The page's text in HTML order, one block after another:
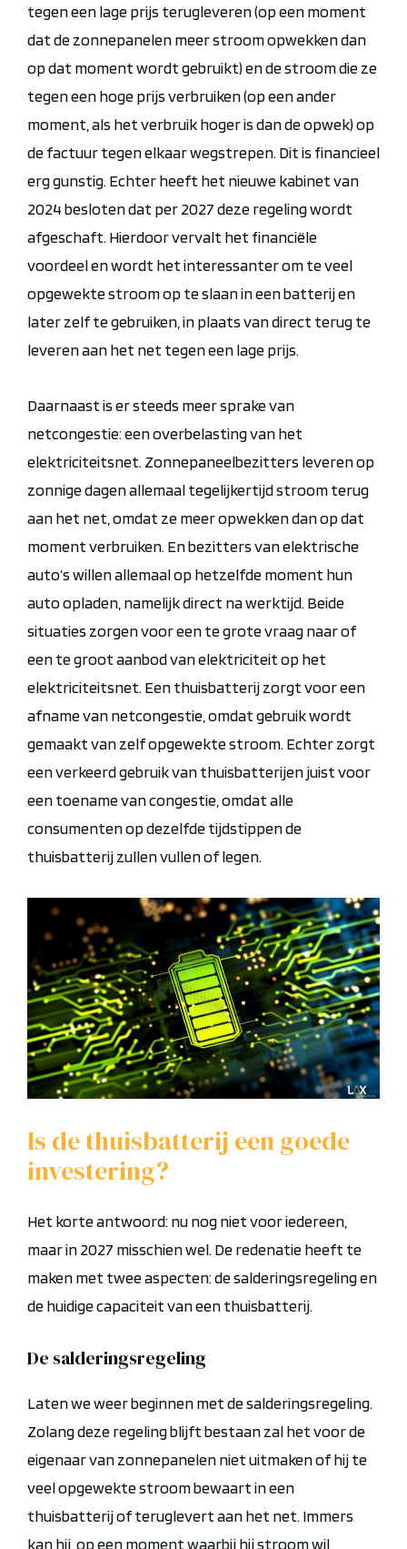
tegen een lage prijs terugleveren (op een moment
dat de zonnepanelen meer stroom opwekken dan
op dat moment wordt gebruikt) en de stroom die ze
tegen een hoge prijs verbruiken (op een ander
moment, als het verbruik hoger is dan de opwek) op
de factuur tegen elkaar wegstrepen. Dit is financieel
erg gunstig. Echter heeft het nieuwe kabinet van
2024 besloten dat per 2027 deze regeling wordt
afgeschaft. Hierdoor vervalt het financiële
voordeel en wordt het interessanter om te veel
opgewekte stroom op te slaan in een batterij en
later zelf te gebruiken, in plaats van direct terug te
leveren aan het net tegen een lage prijs.
Daarnaast is er steeds meer sprake van
netcongestie: een overbelasting van het
elektriciteitsnet. Zonnepaneelbezitters leveren op
zonnige dagen allemaal tegelijkertijd stroom terug
aan het net, omdat ze meer opwekken dan op dat
moment verbruiken. Enbezitters van elektrische
auto’s willen allemaal op hetzelfde moment hun
auto opladen, namelijk direct na werktijd. Beide
situaties zorgen voor een te grote vraag naar of
een te groot aanbod van elektriciteit op het
elektriciteitsnet. Een thuisbatterij zorgt voor een
afname van netcongestie, omdat gebruik wordt
gemaakt van zelf opgewekte stroom. Echter zorgt
een verkeerd gebruik van thuisbatterijen juist voor
eentoenamevan congestie, omdat alle
consumenten op dezelfde tijdstippen de
thuisbatterij zullen vullen of legen.
Is de thuisbatterij een goede
investering?
Het korte antwoord: nu nog niet voor iedereen,
maar in 2027 misschien wel. De redenatie heeft te
maken met twee aspecten: de salderingsregeling en
de huidige capaciteit van een thuisbatterij.
De salderingsregeling
Laten we weer beginnen met de salderingsregeling.
Zolang deze regeling blijft bestaan zal het voor de
eigenaar van zonnepanelen niet uitmaken of hij te
veel opgewekte stroom bewaart in een
thuisbatterij of teruglevert aan het net. Immers
kan hij, op een moment waarbij hij stroom wil